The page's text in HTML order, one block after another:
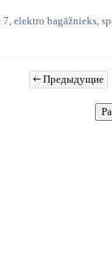
elektro bagāžnieks,
Предыдущие